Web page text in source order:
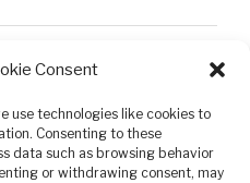
Consent
use technologies like cookies to
Consenting to these
data such as browsing behavior
or withdrawing consent, may